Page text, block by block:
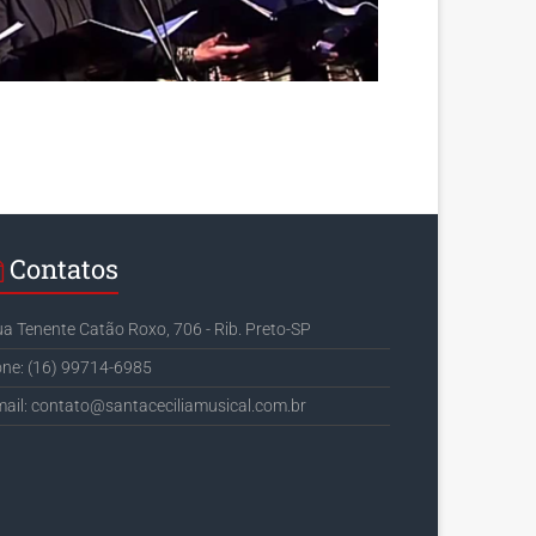
Contatos
Tenente Catão Roxo, 706 - Rib. Preto-SP
(16) 99714-6985
contato@santaceciliamusical.com.br